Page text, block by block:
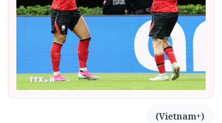
(Vietnam+)